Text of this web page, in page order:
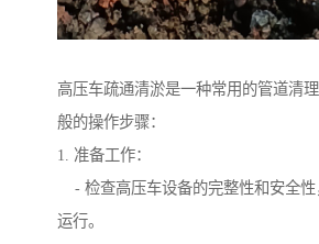
高压车疏通清淤是一种常用的管道清
般的操作步骤：
1. 准备工作：
- 检查高压车设备的完整性和安全性
运行。